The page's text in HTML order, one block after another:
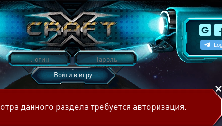
Войти в игру
данного раздела требуется авторизация.